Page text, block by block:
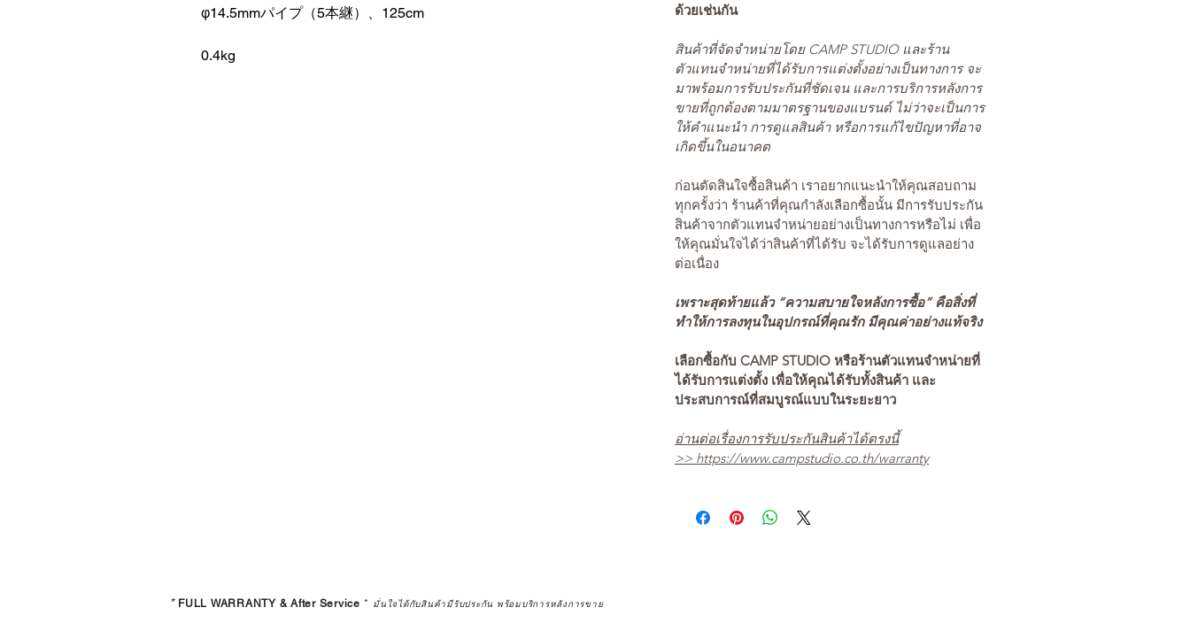
φ14.5mmパイプ（5本継）、125cm
0.4kg
ด้วยเช่นกัน
สินค้าที่จัดจำหน่ายโดย CAMP STUDIO และร้าน
ตัวแทนจำหน่ายที่ได้รับการแต่งตั้งอย่างเป็นทางการ จะ
มาพร้อมการรับประกันที่ชัดเจน และการบริการหลังการ
ขายที่ถูกต้องตามมาตรฐานของแบรนด์ ไม่ว่าจะเป็นการ
ให้คำแนะนำ การดูแลสินค้า หรือการแก้ไขปัญหาที่อาจ
เกิดขึ้นในอนาคต
ก่อนตัดสินใจซื้อสินค้า เราอยากแนะนำให้คุณสอบถาม
ทุกครั้งว่า ร้านค้าที่คุณกำลังเลือกซื้อนั้น มีการรับประกัน
สินค้าจากตัวแทนจำหน่ายอย่างเป็นทางการหรือไม่ เพื่อ
ให้คุณมั่นใจได้ว่าสินค้าที่ได้รับ จะได้รับการดูแลอย่าง
ต่อเนื่อง
เพราะสุดท้ายแล้ว “ความสบายใจหลังการซื้อ” คือสิ่งที่
ทำให้การลงทุนในอุปกรณ์ที่คุณรัก มีคุณค่าอย่างแท้จริง
เลือกซื้อกับ CAMP STUDIO หรือร้านตัวแทนจำหน่ายที่
ได้รับการแต่งตั้ง เพื่อให้คุณได้รับทั้งสินค้า และ
ประสบการณ์ที่สมบูรณ์แบบในระยะยาว
อ่านต่อเรื่องการรับประกันสินค้าได้ตรงนี้
>> https://www.campstudio.co.th/warranty
* FULL WARRANTY & After Service * มั่นใจได้กับสินค้ามีรับประกัน พร้อมบริการหลังการขาย